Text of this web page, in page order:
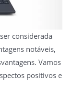
considerada
notáveis,
Vamos
positivos e